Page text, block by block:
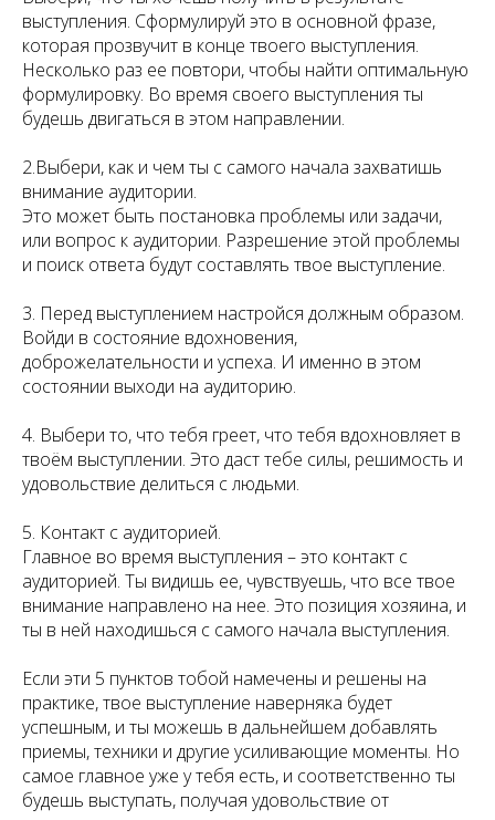
выступления. Сформулируй это в основной фразе,
которая прозвучит в конце твоего выступления.
Несколько раз ее повтори, чтобы найти оптимальную
формулировку. Во время своего выступления ты
будешь двигаться в этом направлении.
2.Выбери, как и чем ты с самого начала захватишь
внимание аудитории.
Это может быть постановка проблемы или задачи,
или вопрос к аудитории. Разрешение этой проблемы
и поиск ответа будут составлять твое выступление.
3. Перед выступлением настройся должным образом.
Войди в состояние вдохновения,
доброжелательности и успеха. И именно в этом
состоянии выходи на аудиторию.
4. Выбери то, что тебя греет, что тебя вдохновляет в
твоём выступлении. Это даст тебе силы, решимость и
удовольствие делиться с людьми.
5. Контакт с аудиторией.
Главное во время выступления – это контакт с
аудиторией. Ты видишь ее, чувствуешь, что все твое
внимание направлено на нее. Это позиция хозяина, и
ты в ней находишься с самого начала выступления.
Если эти 5 пунктов тобой намечены и решены на
практике, твое выступление наверняка будет
успешным, и ты можешь в дальнейшем добавлять
приемы, техники и другие усиливающие моменты. Но
самое главное уже у тебя есть, и соответственно ты
будешь выступать, получая удовольствие от